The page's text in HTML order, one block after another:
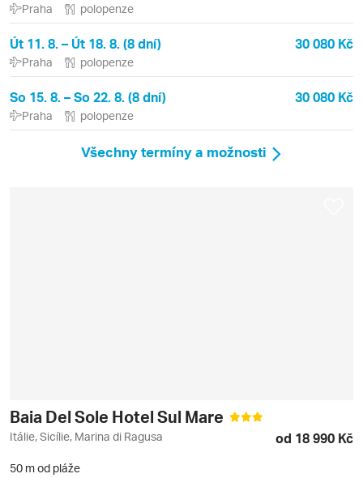
Praha polopenze
Út 11. 8. – Út 18. 8. (8 dní) 30 080 Kč
Praha polopenze
So 15. 8. – So 22. 8. (8 dní) 30 080 Kč
Praha polopenze
Všechny termíny a možnosti
Baia Del Sole Hotel Sul Mare
Itálie, Sicílie, Marina di Ragusa od 18 990 Kč
50 m od pláže